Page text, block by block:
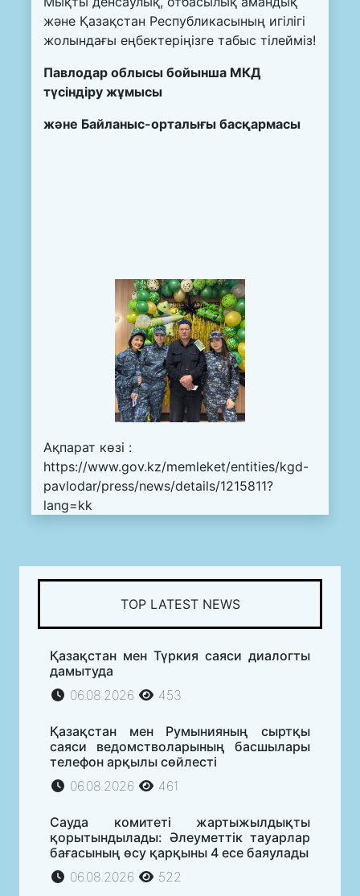
және Қазақстан Республикасының игілігі
жолындағы еңбектеріңізге табыс тілейміз!
Павлодар облысы бойынша МКД
түсіндіру жұмысы
және Байланыс-орталығы басқармасы
Ақпарат көзі :
https://www.gov.kz/memleket/entities/kgd-
pavlodar/press/news/details/1215811?
lang=kk
TOP LATEST NEWS
Қазақстан мен Түркия саяси диалогты
дамытуда
06.08.2026
453
Қазақстан мен Румынияның сыртқы
саяси ведомстволарының басшылары
телефон арқылы сөйлесті
06.08.2026
461
Сауда комитеті жартыжылдықты
қорытындылады: Әлеуметтік тауарлар
бағасының өсу қарқыны 4 есе баяулады
06.08.2026
522